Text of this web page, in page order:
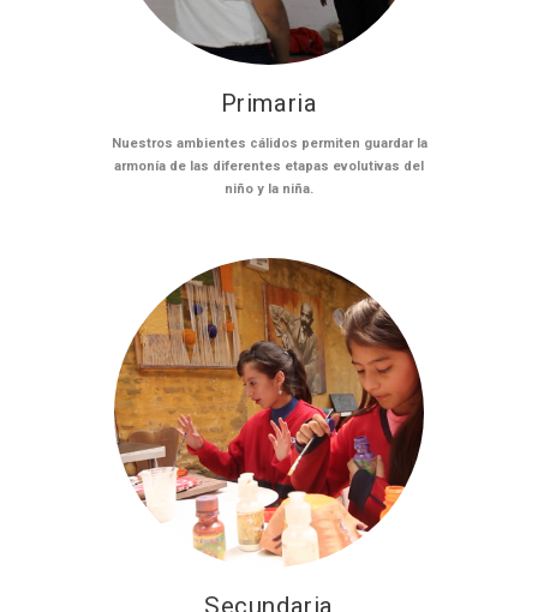
Primaria
Nuestros ambientes cálidos permiten guardar la
armonía de las diferentes etapas evolutivas del
niño y la niña.
Secundaria